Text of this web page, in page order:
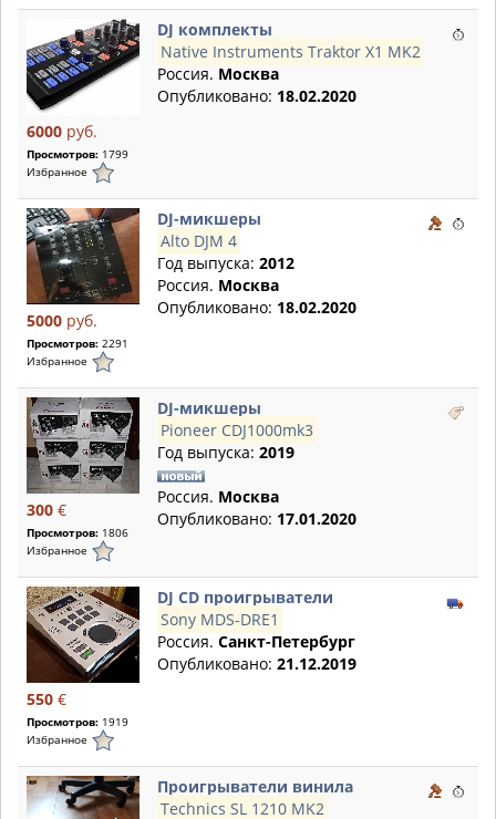
6000 руб.
Просмотров: 1799
Избранное
DJ комплекты
Native Instruments Traktor X1 MK2
Россия. Москва
Опубликовано: 18.02.2020
5000 руб.
Просмотров: 2291
Избранное
DJ-микшеры
Alto DJM 4
Год выпуска: 2012
Россия. Москва
Опубликовано: 18.02.2020
300 €
Просмотров: 1806
Избранное
DJ-микшеры
Pioneer CDJ1000mk3
Год выпуска: 2019
Россия. Москва
Опубликовано: 17.01.2020
550 €
Просмотров: 1919
Избранное
DJ CD проигрыватели
Sony MDS-DRE1
Россия. Санкт-Петербург
Опубликовано: 21.12.2019
Проигрыватели винила
Technics SL 1210 MK2